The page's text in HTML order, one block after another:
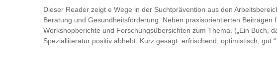
Dieser Reader zeigt e Wege in der Suchtprävention aus den
Beratung und Gesundheitsförderung. Neben praxisorientierten Beiträgen
Workshopberichte und Forschungsübersichten zum Thema. („Ein Buch,
Spezialliteratur positiv abhebt. Kurz gesagt: erfrischend, optimistisch,